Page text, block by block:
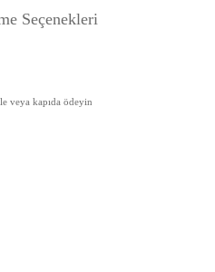
Seçenekleri
veya kapıda ödeyin